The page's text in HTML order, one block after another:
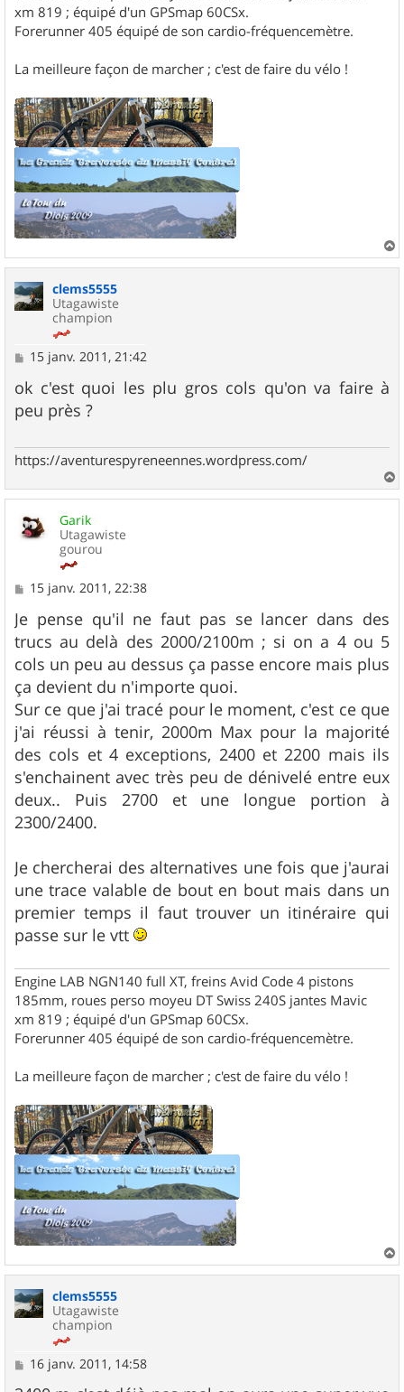
xm 819 ; équipé d'un GPSmap 60CSx.
Forerunner 405 équipé de son cardio-fréquencemètre.
La meilleure façon de marcher ; c'est de faire du vélo !
a
clems5555
Utagawiste
champion
M
s
s
a
15 janv. 2011, 21:42
ok c'est quoi les plu gros cols qu'on va faire à
peu près ?
https://aventurespyreneennes.wordpress.com/
a
Garik
Utagawiste
gourou
M
s
s
a
g
e
15 janv. 2011, 22:38
Je pense qu'il ne faut pas se lancer dans des
trucs au delà des 2000/2100m ; si on a 4 ou 5
cols un peu au dessus ça passe encore mais plus
ça devient du n'importe quoi.
Sur ce que j'ai tracé pour le moment, c'est ce que
j'ai réussi à tenir, 2000m Max pour la majorité
des cols et 4 exceptions, 2400 et 2200 mais ils
s'enchainent avec très peu de dénivelé entre eux
deux.. Puis 2700 et une longue portion à
2300/2400.
Je chercherai des alternatives une fois que j'aurai
une trace valable de bout en bout mais dans un
premier temps il faut trouver un itinéraire qui
passe sur le vtt
Engine LAB NGN140 full XT, freins Avid Code 4 pistons
185mm, roues perso moyeu DT Swiss 240S jantes Mavic
xm 819 ; équipé d'un GPSmap 60CSx.
Forerunner 405 équipé de son cardio-fréquencemètre.
La meilleure façon de marcher ; c'est de faire du vélo !
a
clems5555
Utagawiste
champion
M16 janv. 2011, 14:58